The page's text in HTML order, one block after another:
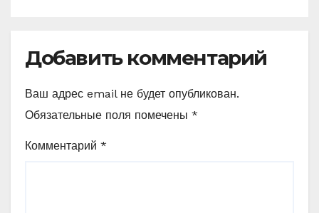
Добавить комментарий
Ваш адрес email не будет опубликован.
Обязательные поля помечены *
Комментарий *